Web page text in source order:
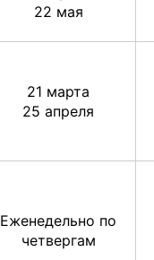
22 мая
21 марта
25 апреля
Еженедельно по
четвергам